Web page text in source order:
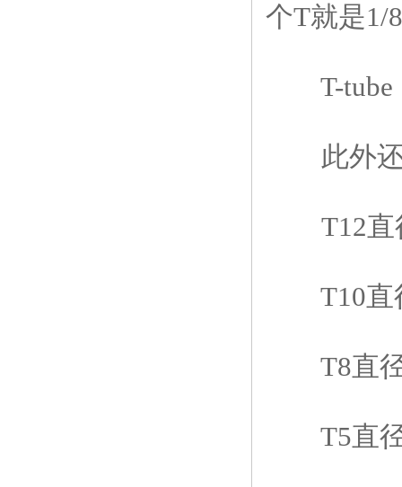
个T就是1/
T-tube
此外还
T12直
T10直
T8直径
T5直径